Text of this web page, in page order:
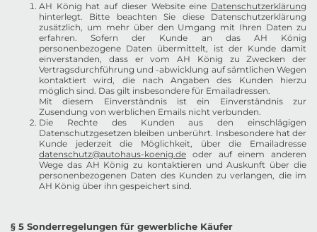
AH König hat auf dieser Website eine Datenschutzerklärung
hinterlegt. Bitte beachten Sie diese Datenschutzerklärung
zusätzlich, um mehr über den Umgang mit Ihren Daten zu
erfahren. Sofern der Kunde an das AH König
personenbezogene Daten übermittelt, ist der Kunde damit
einverstanden, dass er vom AH König zu Zwecken der
Vertragsdurchführung und -abwicklung auf sämtlichen Wegen
kontaktiert wird, die nach Angaben des Kunden hierzu
möglich sind. Das gilt insbesondere für Emailadressen.
Mit diesem Einverständnis ist ein Einverständnis zur
Zusendung von werblichen Emails nicht verbunden.
Die Rechte des Kunden aus den einschlägigen
Datenschutzgesetzen bleiben unberührt. Insbesondere hat der
Kunde jederzeit die Möglichkeit, über die Emailadresse
datenschutz@autohaus-koenig.de oder auf einem anderen
Wege das AH König zu kontaktieren und Auskunft über die
personenbezogenen Daten des Kunden zu verlangen, die im
AH König über ihn gespeichert sind.
§ 5 Sonderregelungen für gewerbliche Käufer